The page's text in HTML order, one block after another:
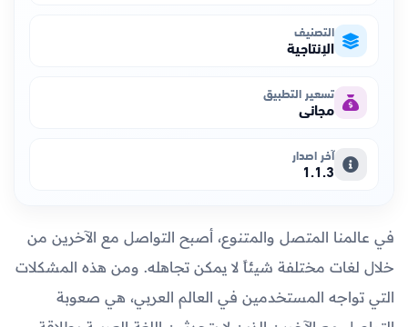
التصنيف
الإنتاجية
تسعير التطبيق
مجاني
آخر اصدار
1.1.3
في عالمنا المتصل والمتنوع، أصبح التواصل مع الآخرين من
خلال لغات مختلفة شيئاً لا يمكن تجاهله. ومن هذه المشكلات
التي تواجه المستخدمين في العالم العربي، هي صعوبة